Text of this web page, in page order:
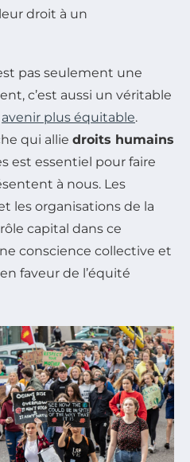
droit à un
pas seulement une
c’est aussi un véritable
avenir plus équitable.
qui allie droits humains
est essentiel pour faire
à nous. Les
les organisations de la
capital dans ce
conscience collective et
faveur de l’équité